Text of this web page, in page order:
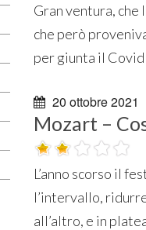
Gran ventura,
che però
per giunta il
20 ottobre 2021
Mozart –
L’anno scorso il
l’intervallo,
all’altro, e in